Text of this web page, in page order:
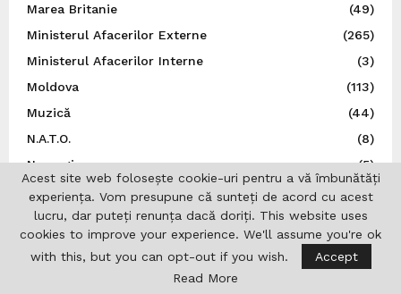
Marea Britanie
(49)
Ministerul Afacerilor Externe
(265)
Ministerul Afacerilor Interne
(3)
Moldova
(113)
Muzică
(44)
N.A.T.O.
(8)
Norvegia
(5)
Noutăți
(496)
O.N.U.
(3)
Olimpiade
(1)
(9)
Acest site web folosește cookie-uri pentru a vă îmbunătăți
experiența. Vom presupune că sunteți de acord cu acest
lucru, dar puteți renunța dacă doriți. This website uses
cookies to improve your experience. We'll assume you're ok
with this, but you can opt-out if you wish.
Accept
Read More